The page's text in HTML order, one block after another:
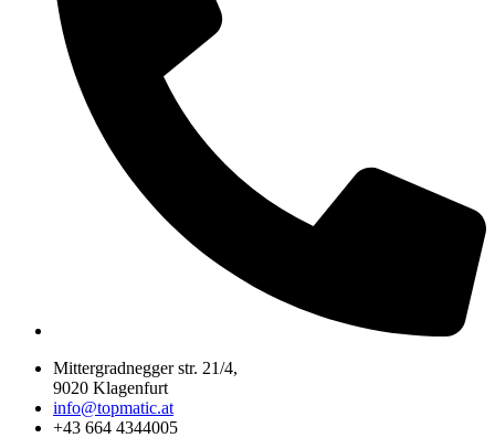
Mittergradnegger str. 21/4,
9020 Klagenfurt
info@topmatic.at
+43 664 4344005